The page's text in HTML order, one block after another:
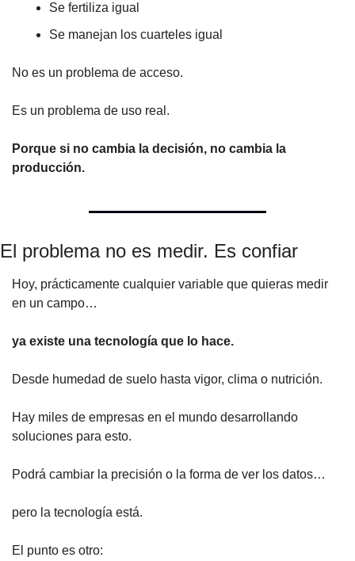
Se fertiliza igual
Se manejan los cuarteles igual
No es un problema de acceso.
Es un problema de uso real.
Porque si no cambia la decisión, no cambia la
producción.
El problema no es medir. Es confiar
Hoy, prácticamente cualquier variable que quieras medir
en un campo…
ya existe una tecnología que lo hace.
Desde humedad de suelo hasta vigor, clima o nutrición.
Hay miles de empresas en el mundo desarrollando
soluciones para esto.
Podrá cambiar la precisión o la forma de ver los datos…
pero la tecnología está.
El punto es otro: